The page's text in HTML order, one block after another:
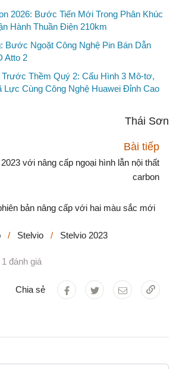
2026: Bước Tiến Mới Trong Phân Khúc
Hành Thuần Điện 210km
Bước Ngoặt Công Nghệ Pin Bán Dẫn
Atto 2
Thềm Quý 2: Cấu Hình 3 Mô-tơ,
Lực Cùng Công Nghệ Huawei Đỉnh Cao
Thái Sơn
Bài tiếp
với nâng cấp ngoại hình lẫn nội thất
carbon
bản nâng cấp với hai màu sắc mới
/ Stelvio / Stelvio 2023
1 đánh giá
Chia sẻ